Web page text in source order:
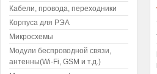
Кабели, провода, переходники
Корпуса для РЭА
Микросхемы
Модули беспроводной связи,
антенны(Wi-Fi, GSM и т.д.)